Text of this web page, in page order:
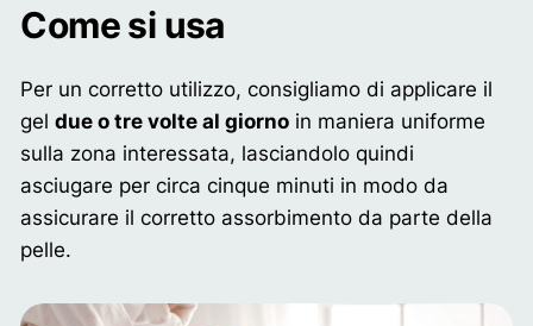
Come si usa
Per un corretto utilizzo, consigliamo di applicare il
geldue o tre volte al giorno in maniera uniforme
sulla zona interessata, lasciandolo quindi
asciugare per circa cinque minuti in modo da
assicurare il corretto assorbimento da parte della
pelle.